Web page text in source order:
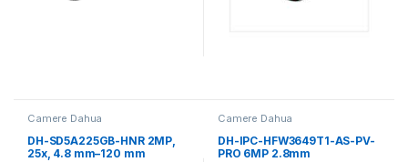
Camere Dahua
DH-SD5A225GB-HNR 2MP,
25x, 4.8 mm–120 mm
Camere Dahua
DH-IPC-HFW3649T1-AS-PV-
PRO 6MP 2.8mm